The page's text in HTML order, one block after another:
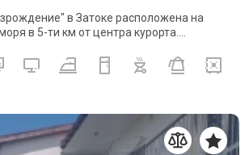
в Затоке расположена на
в 5-ти км от центра курорта....